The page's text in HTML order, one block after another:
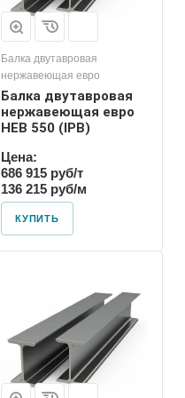
Балка двутавровая
нержавеющая евро
Балка двутавровая
нержавеющая евро
HEB 550 (IPB)
Цена:
686 915 руб/т
136 215 руб/м
КУПИТЬ